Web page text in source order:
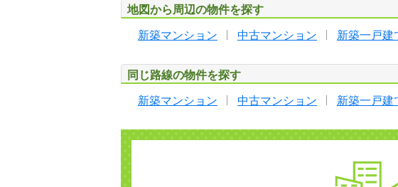
地図から周辺の物件を探す
新築マンション 中古マンション 新築一戸建
同じ路線の物件を探す
新築マンション 中古マンション 新築一戸建